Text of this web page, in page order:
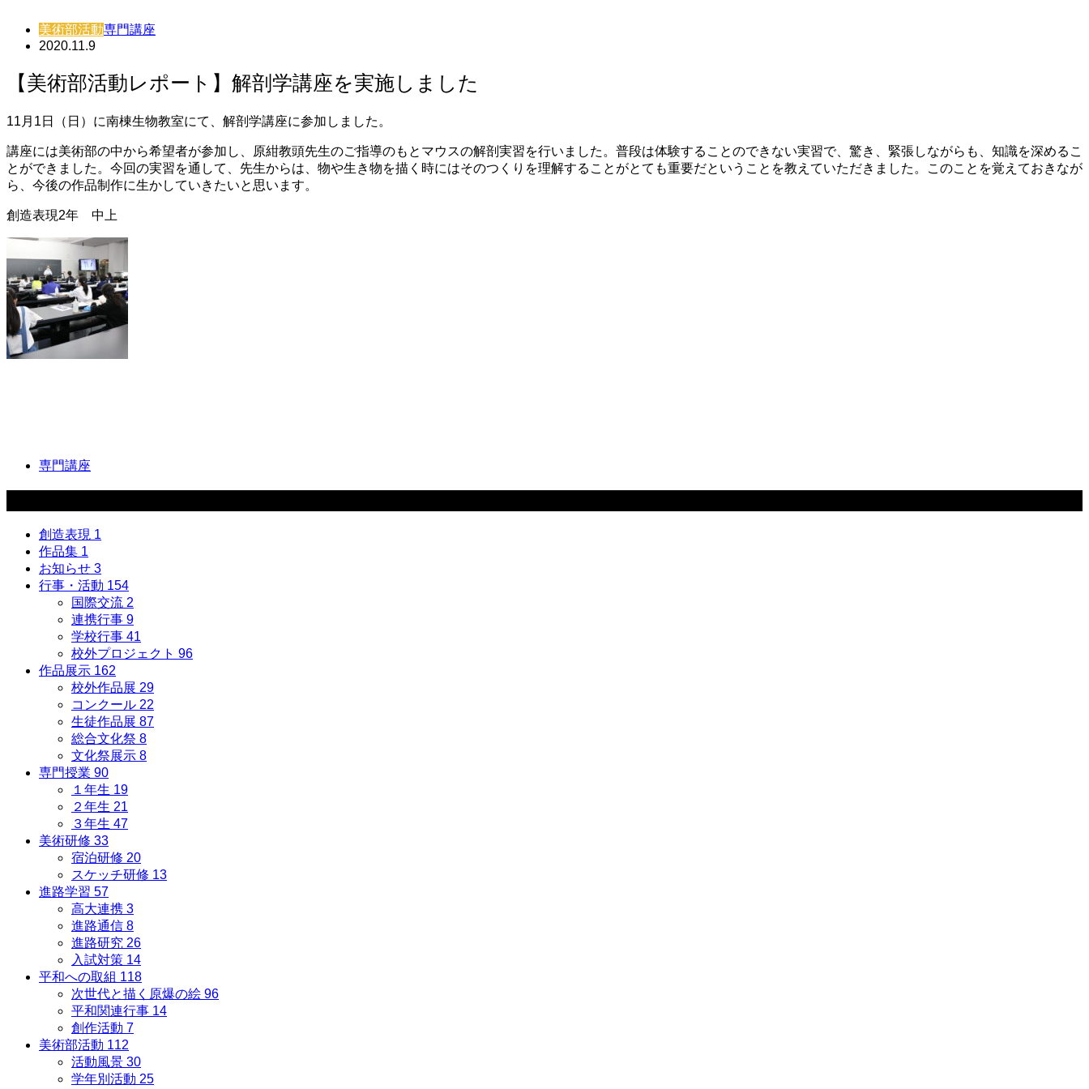
美術部活動専門講座
2020.11.9
【美術部活動レポート】解剖学講座を実施しました
11月1日（日）に南棟生物教室にて、解剖学講座に参加しました。
講座には美術部の中から希望者が参加し、原紺教頭先生のご指導のもとマウスの解剖実習を行いました。普段は体験することのできない実習で、驚き、緊張しながらも、知識を深めるこ
とができました。今回の実習を通して、先生からは、物や生き物を描く時にはそのつくりを理解することがとても重要だということを教えていただきました。このことを覚えておきなが
ら、今後の作品制作に生かしていきたいと思います。
創造表現2年 中上
専門講座
創造表現 1
作品集 1
お知らせ 3
行事・活動 154
国際交流 2
連携行事 9
学校行事 41
校外プロジェクト 96
作品展示 162
校外作品展 29
コンクール 22
生徒作品展 87
総合文化祭 8
文化祭展示 8
専門授業 90
１年生 19
２年生 21
３年生 47
美術研修 33
宿泊研修 20
スケッチ研修 13
進路学習 57
高大連携 3
進路通信 8
進路研究 26
入試対策 14
平和への取組 118
次世代と描く原爆の絵 96
平和関連行事 14
創作活動 7
美術部活動 112
活動風景 30
学年別活動 25